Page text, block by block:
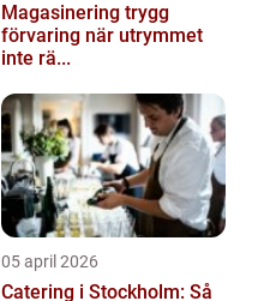
Magasinering trygg
förvaring när utrymmet
inte rä...
05 april 2026
Catering i Stockholm: Så